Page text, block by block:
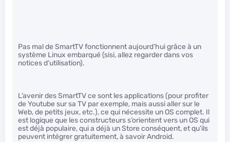
Pas mal de SmartTV fonctionnent aujourd’hui grâce à un
système Linux embarqué (sisi, allez regarder dans vos
notices d’utilisation).
L’avenir des SmartTV ce sont les applications (pour profiter
de Youtube sur sa TV par exemple, mais aussi aller sur le
Web, de petits jeux, etc.), ce qui nécessite un OS complet. Il
est logique que les constructeurs s’orientent vers un OS qui
est déjà populaire, qui a déjà un Store conséquent, et qu’ils
peuvent intégrer gratuitement, à savoir Android.